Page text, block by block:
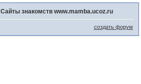
Сайты знакомств www.mamba.ucoz.ru
создать форум